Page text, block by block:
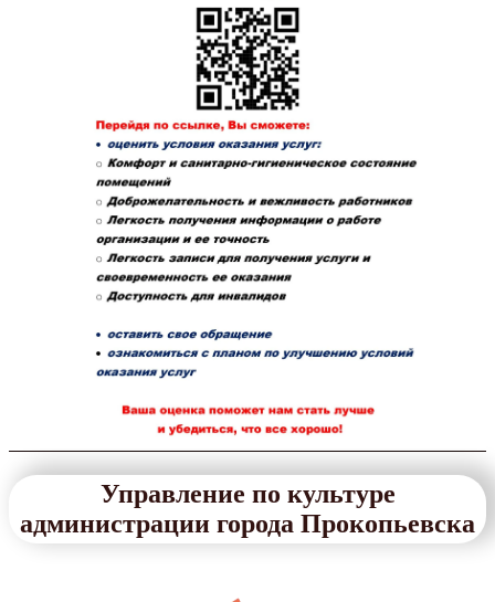
Управление по культуре
администрации города Прокопьевска